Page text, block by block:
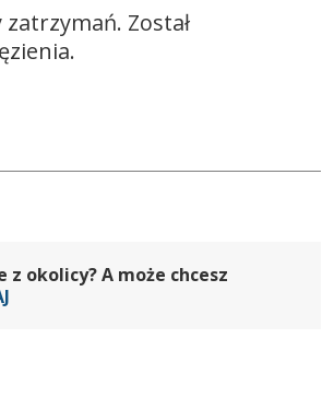
Został
okolicy? A może chcesz